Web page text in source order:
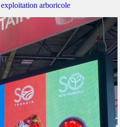
arboricole